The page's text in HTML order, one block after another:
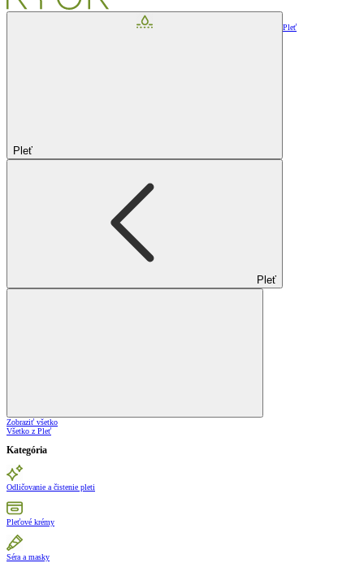
Pleť
Pleť
Pleť
Zobraziť všetko
Všetko z Pleť
Kategória
Odličovanie a čistenie pleti
Pleťové krémy
Séra a masky